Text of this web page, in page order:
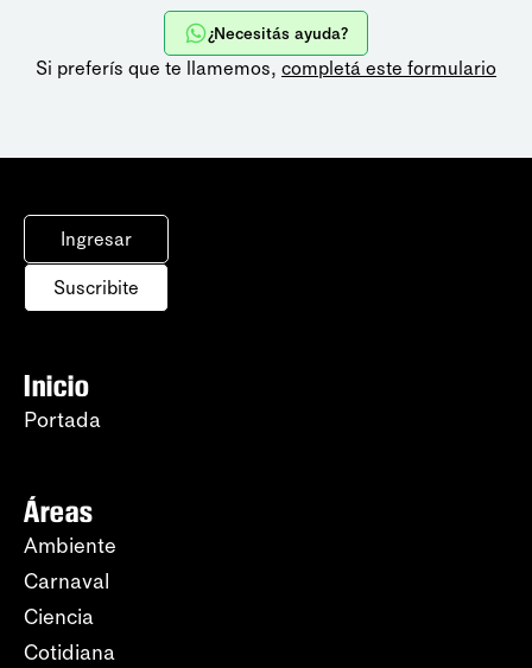
¿Necesitás ayuda?
Si preferís que te llamemos, completá este formulario
Ingresar
Suscribite
Inicio
Portada
Áreas
Ambiente
Carnaval
Ciencia
Cotidiana